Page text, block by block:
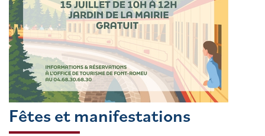
Fêtes et manifestations